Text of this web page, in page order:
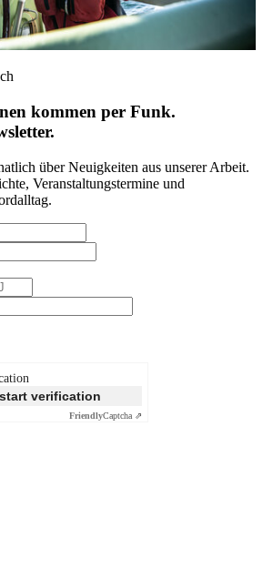
kommen per Funk.
über Neuigkeiten aus unserer Arbeit.
Veranstaltungstermine und
verification
FriendlyCaptcha ⇗